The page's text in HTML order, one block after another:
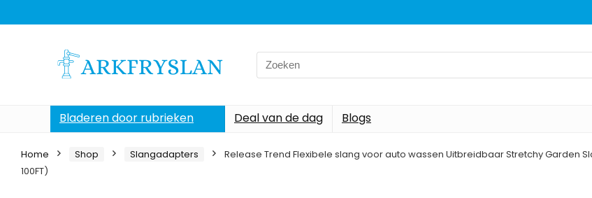
Search
for:
Bladeren door rubrieken Deal van de dag Blogs
Home Shop Slangadapters
Release Trend Flexibele slang voor auto wassen Uitbreidbaar Stretchy Garden
100FT)